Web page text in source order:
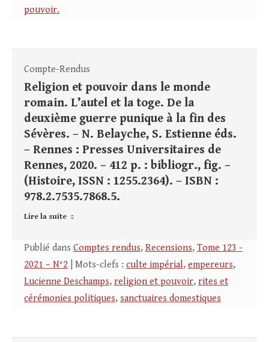
pouvoir.
Compte-Rendus
Religion et pouvoir dans le monde
romain. L’autel et la toge. De la
deuxième guerre punique à la fin des
Sévères. – N. Belayche, S. Estienne éds.
– Rennes : Presses Universitaires de
Rennes, 2020. – 412 p. : bibliogr., fig. –
(Histoire, ISSN : 1255.2364). – ISBN :
978.2.7535.7868.5.
Lire la suite
Publié dans Comptes rendus, Recensions, Tome 123 -
2021 – N°2 | Mots-clefs : culte impérial, empereurs,
Lucienne Deschamps, religion et pouvoir, rites et
cérémonies politiques, sanctuaires domestiques